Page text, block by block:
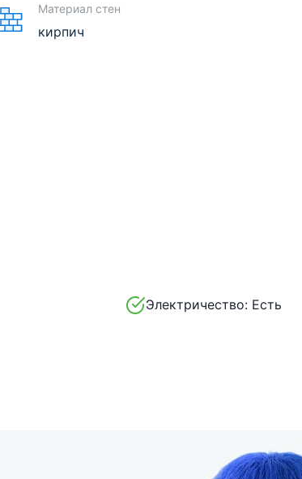
Материал стен
кирпич
Электричество: Есть